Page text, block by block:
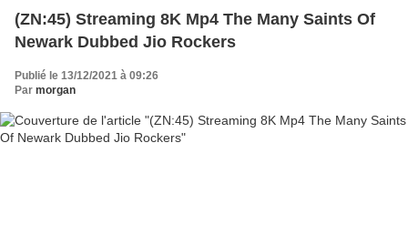
(ZN:45) Streaming 8K Mp4 The Many Saints Of
Newark Dubbed Jio Rockers
Publié le 13/12/2021 à 09:26
Par morgan